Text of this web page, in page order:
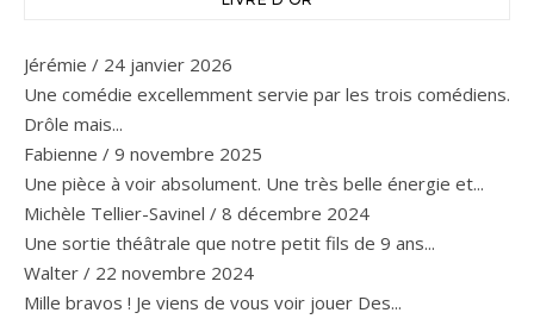
Jérémie / 24 janvier 2026
Une comédie excellemment servie par les trois comédiens.
Drôle mais...
Fabienne / 9 novembre 2025
Une pièce à voir absolument. Une très belle énergie et...
Michèle Tellier-Savinel / 8 décembre 2024
Une sortie théâtrale que notre petit fils de 9 ans...
Walter / 22 novembre 2024
Mille bravos ! Je viens de vous voir jouer Des...